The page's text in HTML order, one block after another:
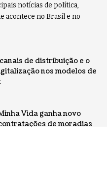
notícias de política,
acontece no Brasil e no
de distribuição e o
nos modelos de
Vida ganha novo
de moradias